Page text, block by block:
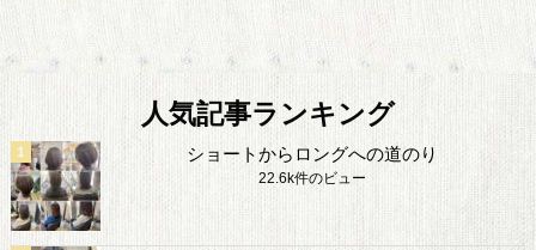
人気記事ランキング
ショートからロングへの道のり
22.6k件のビュー